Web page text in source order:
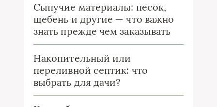
Сыпучие материалы: песок,
щебень и другие — что важно
знать прежде чем заказывать
Накопительный или
переливной септик: что
выбрать для дачи?